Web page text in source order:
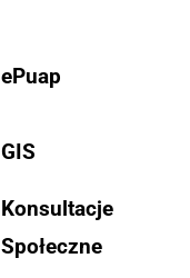
ePuap
GIS
Konsultacje
Społeczne